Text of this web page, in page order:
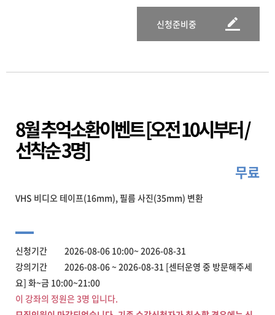
신청준비중
8월 추억소환이벤트 [오전 10시부터 /
선착순 3명]
무료
VHS 비디오 테이프(16mm), 필름 사진(35mm) 변환
신청기간 2026-08-06 10:00~ 2026-08-31
강의기간 2026-08-06 ~ 2026-08-31 [센터운영 중 방문해주세
요] 화~금 10:00~21:00
이 강좌의 정원은 3명 입니다.